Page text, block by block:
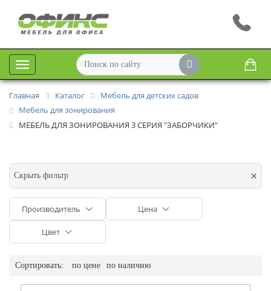
Меню
Главная Каталог
Мебель для детских садов
Мебель для зонирования
МЕБЕЛЬ ДЛЯ ЗОНИРОВАНИЯ 3 СЕРИЯ "ЗАБОРЧИКИ"
Скрыть фильтр ×
Производитель Цена
Цвет
Сортировать: по цене по наличию